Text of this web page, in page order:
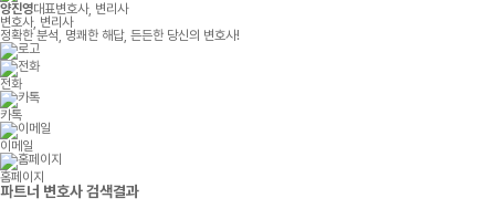
양진영대표변호사, 변리사
변호사, 변리사
정확한 분석, 명쾌한 해답, 든든한 당신의 변호사!
전화
카톡
이메일
홈페이지
파트너 변호사검색결과